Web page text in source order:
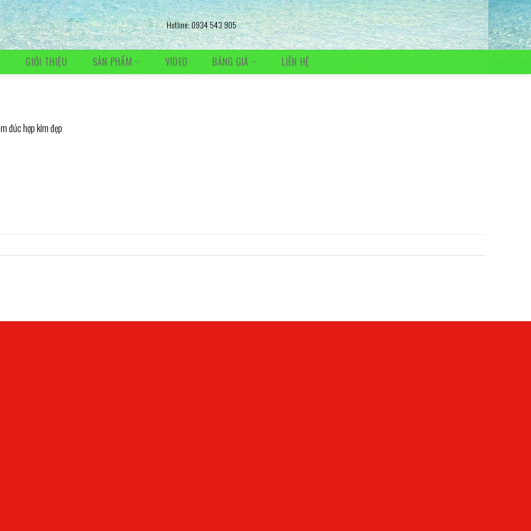
Hotline: 0934 543 905
GIỚI THIỆU SẢN PHẨM VIDEO BẢNG GIÁ LIÊN HỆ
đúc hợp kim đẹp